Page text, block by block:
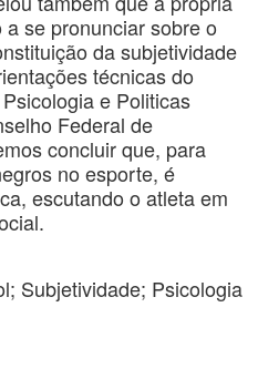
se pronunciar sobre o
da subjetividade
técnicas do
e Politicas
Federal de
concluir que, para
no esporte, é
escutando o atleta em
Subjetividade; Psicologia